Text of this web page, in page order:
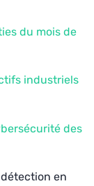
du mois de
industriels
des
en